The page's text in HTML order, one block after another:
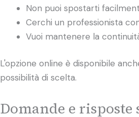
Non puoi spostarti
Cerchi un professionista
Vuoi mantenere la
L'opzione online è disponibile
possibilità di scelta.
Domande e